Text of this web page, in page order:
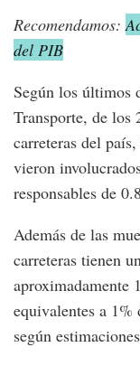
Recomendamos:
del PIB
Según los últimos
Transporte, de los
carreteras del
vieron
responsables de
Además de las
carreteras tienen
aproximadamente
equivalentes a
según